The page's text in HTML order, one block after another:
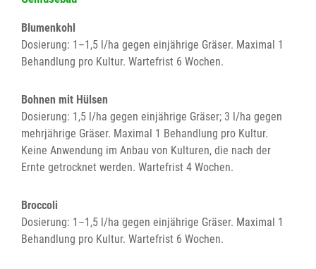
Blumenkohl
Dosierung: 1–1,5 l/ha gegen einjährige Gräser. Maximal 1
Behandlung pro Kultur. Wartefrist 6 Wochen.
Bohnen mit Hülsen
Dosierung: 1,5 l/ha gegen einjährige Gräser; 3 l/ha gegen
mehrjährige Gräser. Maximal 1 Behandlung pro Kultur.
Keine Anwendung im Anbau von Kulturen, die nach der
Ernte getrocknet werden. Wartefrist 4 Wochen.
Broccoli
Dosierung: 1–1,5 l/ha gegen einjährige Gräser. Maximal 1
Behandlung pro Kultur. Wartefrist 6 Wochen.